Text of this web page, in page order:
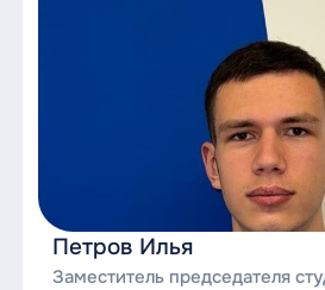
- Либо записаться в
молодёжной политики.
https://forms.yandex.ru/u/
Петров Илья
Заместитель председателя